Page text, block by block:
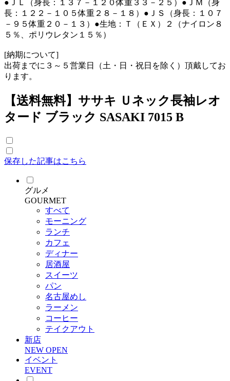
●ＪＬ（身長：１３７－１２０体重３３－２５）●ＪＭ（身
長：１２２－１０５体重２８－１８）●ＪＳ（身長：１０７
－９５体重２０－１３）●生地：Ｔ（ＥＸ）２（ナイロン８
５％、ポリウレタン１５％）
[納期について]
出荷までに３～５営業日（土・日・祝日を除く）頂戴してお
ります。
【送料無料】ササキ Ｕネック長袖レオ
タード ブラック SASAKI 7015 B
保存した記事はこちら
グルメ
GOURMET
すべて
モーニング
ランチ
カフェ
ディナー
居酒屋
スイーツ
パン
名古屋めし
ラーメン
コーヒー
テイクアウト
新店
NEW OPEN
イベント
EVENT